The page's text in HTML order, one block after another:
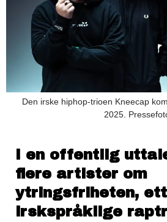
Den irske hiphop-trioen Kneecap
2025.
I en offentlig
flere artister om
ytringsfriheten,
irskspråklige